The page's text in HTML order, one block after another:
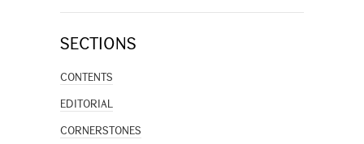
SECTIONS
CONTENTS
EDITORIAL
CORNERSTONES